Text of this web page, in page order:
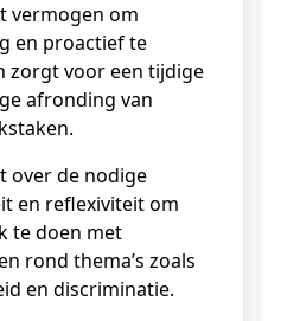
en proactief te
zorgt voor een tijdige
afronding van
en reflexiviteit om
te doen met
rond thema’s zoals
en discriminatie.